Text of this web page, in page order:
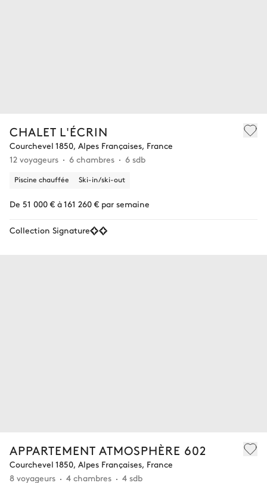
CHALET L'ÉCRIN
Courchevel 1850, Alpes Françaises, France
12 voyageurs
6 chambres 6 sdb
Piscine chauffée Ski-in/ski-out
De 51 000 € à 161 260 € par semaine
Collection Signature
APPARTEMENT ATMOSPHÈRE 602
Courchevel 1850, Alpes Françaises, France
8 voyageurs
4 chambres 4 sdb